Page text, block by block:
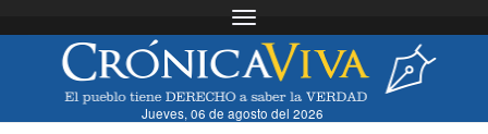
Toggle navigation
Jueves, 06 de agosto del 2026